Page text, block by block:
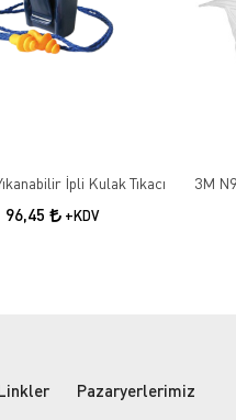
İpli Kulak Tıkacı
96,45 +KDV
3M
Pazaryerlerimiz